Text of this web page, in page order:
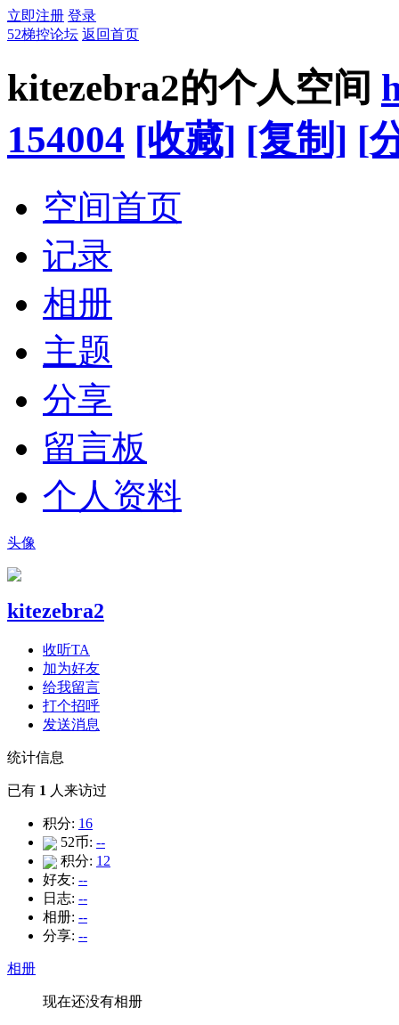
立即注册 登录
52梯控论坛 返回首页
kitezebra2的个人空间
154004 [收藏] [复制] [
空间首页
记录
相册
主题
分享
留言板
个人资料
头像
kitezebra2
收听TA
加为好友
给我留言
打个招呼
发送消息
统计信息
已有 1 人来访过
积分: 16
52币: --
积分: 12
好友: --
日志: --
相册: --
分享: --
相册
现在还没有相册